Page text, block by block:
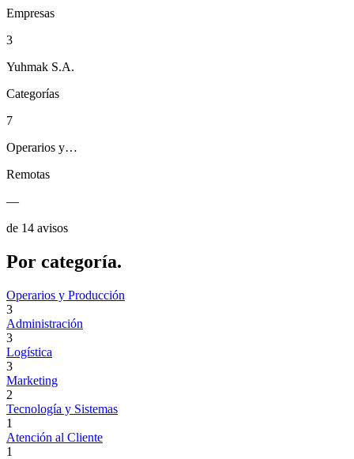
Empresas
3
Yuhmak S.A.
Categorías
7
Operarios y…
Remotas
—
de 14 avisos
Por categoría.
Operarios y Producción
3
Administración
3
Logística
3
Marketing
2
Tecnología y Sistemas
1
Atención al Cliente
1